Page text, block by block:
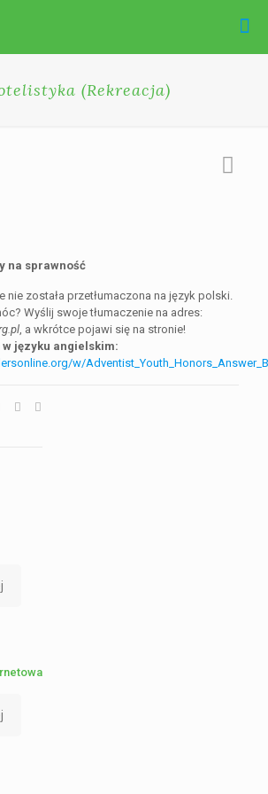
(Rekreacja)
na sprawność
nie została przetłumaczona na język polski.
Wyślij swoje tłumaczenie na adres:
, a wkrótce pojawi się na stronie!
w języku angielskim:
w/